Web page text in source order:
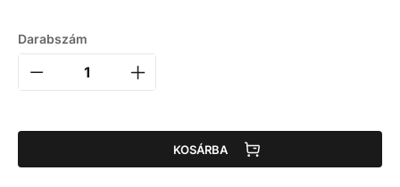
Darabszám
KOSÁRBA